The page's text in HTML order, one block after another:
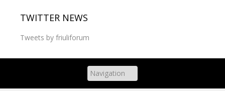
TWITTER NEWS
Tweets by friuliforum